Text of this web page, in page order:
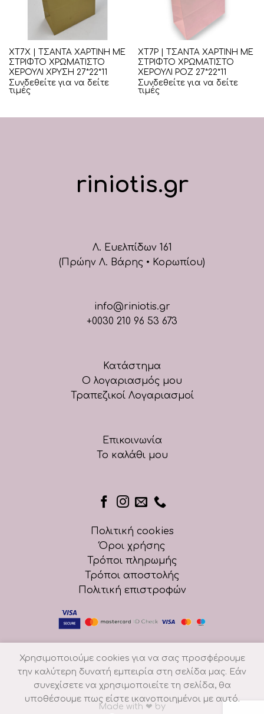
ΧΤ7Χ | ΤΣΑΝΤΑ ΧΑΡΤΙΝΗ ΜΕ
ΣΤΡΙΦΤΟ ΧΡΩΜΑΤΙΣΤΟ
ΧΕΡΟΥΛΙ ΧΡΥΣΗ 27*22*11
Συνδεθείτε για να δείτε
τιμές
ΧΤ7Ρ | ΤΣΑΝΤΑ ΧΑΡΤΙΝΗ ΜΕ
ΣΤΡΙΦΤΟ ΧΡΩΜΑΤΙΣΤΟ
ΧΕΡΟΥΛΙ ΡΟΖ 27*22*11
Συνδεθείτε για να δείτε
τιμές
riniotis.gr
Λ. Ευελπίδων 161
(Πρώην Λ. Βάρης • Κορωπίου)
info@riniotis.gr
+0030 210 96 53 673
Κατάστημα
Ο λογαριασμός μου
Τραπεζικοί Λογαριασμοί
Επικοινωνία
Το καλάθι μου
Πολιτική cookies
Όροι χρήσης
Τρόποι πληρωμής
Τρόποι αποστολής
Πολιτική επιστροφών
Made with ❤ by
Χρησιμοποιούμε cookies για να σας προσφέρουμε
την καλύτερη δυνατή εμπειρία στη σελίδα μας. Εάν
συνεχίσετε να χρησιμοποιείτε τη σελίδα, θα
υποθέσουμε πως είστε ικανοποιημένοι με αυτό.